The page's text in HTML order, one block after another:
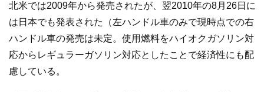
北米では2009年から発売されたが、翌2010年の8月26日に
は日本でも発表された（左ハンドル車のみで現時点での右
ハンドル車の発売は未定。使用燃料をハイオクガソリン対
応からレギュラーガソリン対応としたことで経済性にも配
慮している。